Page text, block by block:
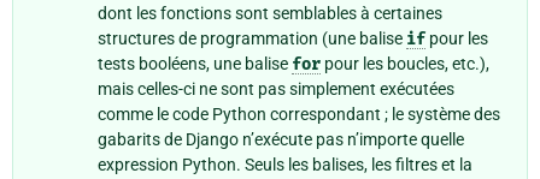
dont les fonctions sont semblables à certaines
structures de programmation (une balise if pour les
tests booléens, une balise for pour les boucles, etc.),
mais celles-ci ne sont pas simplement exécutées
comme le code Python correspondant ; le système des
gabarits de Django n’exécute pas n’importe quelle
expression Python. Seuls les balises, les filtres et la